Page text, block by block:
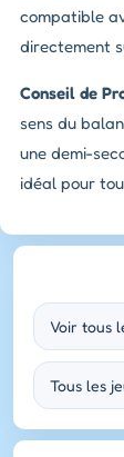
compatible
directement
Conseil de
sens du
une demi-
idéal pour
Voir tous
Tous les